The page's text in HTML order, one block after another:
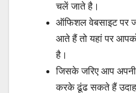
चलें जाते है।
ऑफिशल वेबसाइट पर
आते हैं तो यहां पर
है।
जिसके जरिए आप
करके ढूंढ सकते हैं